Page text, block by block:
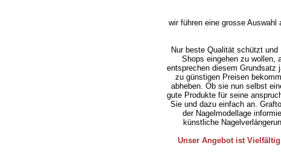
wir führen eine grosse
Nur beste Qualität schützt
Shops eingehen zu wollen,
entsprechen diesem
zu günstigen Preisen
abheben. Ob sie nun selbst
gute Produkte für seine
Sie und dazu einfach an.
der Nagelmodellage
künstliche
Unser Angebot ist